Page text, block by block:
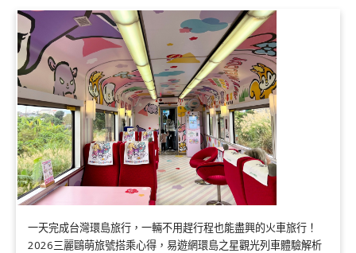
一天完成台灣環島旅行，一輛不用趕行程也能盡興的火車旅行！
2026三麗鷗萌旅號搭乘心得，易遊網環島之星觀光列車體驗解析